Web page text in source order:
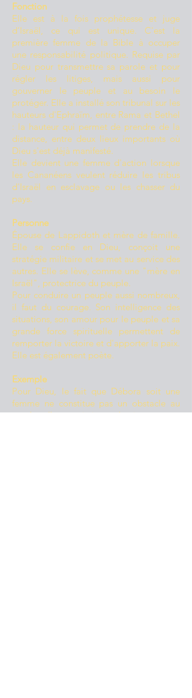
Fonction
Elle est à la fois prophétesse et juge
d’Israël, ce qui est unique. C'est la
première femme de la Bible à occuper
une responsabilité politique. Requise par
Dieu pour transmettre sa parole et pour
régler les litiges, mais aussi pour
gouverner le peuple et au besoin le
protéger. Elle a installé son tribunal sur les
hauteurs d'Ephraïm, entre Rama et Bethel
: la hauteur qui permet de prendre de la
distance, entre deux lieux importants où
Dieu s'est déjà manifesté.
Elle devient une femme d'action lorsque
les Cananéens veulent réduire les tribus
d'Israël en esclavage ou les chasser du
pays.
Personne
Épouse de Lappidoth et mère de famille.
Elle se confie en Dieu, conçoit une
stratégie militaire et se met au service des
autres. Elle se lève, comme une "mère en
Israël", protectrice du peuple.
Pour conduire un peuple aussi nombreux,
il faut du courage. Son intelligence des
situations, son amour pour le peuple et sa
grande force spirituelle permettent de
remporter la victoire et d'apporter la paix.
Elle est également poète.
Exemple
Pour Dieu, le fait que Débora soit une
femme ne constitue pas un obstacle au
succès d’une mission très importante.